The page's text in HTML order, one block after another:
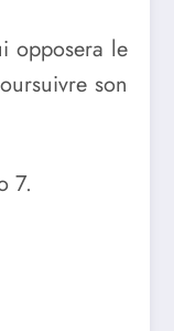
opposera le
son
7.